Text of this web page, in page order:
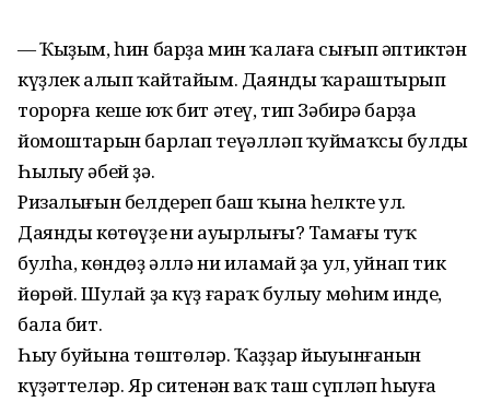
— Ҡыҙым, һин барҙа мин ҡалаға сығып әптиктән
күҙлек алып ҡайтайым. Даянды ҡараштырып
торорға кеше юҡ бит әтеү, тип Зәбирә барҙа
йомоштарын барлап теүәлләп ҡуймаҡсы булды
Һылыу әбей ҙә.
Ризалығын белдереп баш ҡына һелкте ул.
Даянды көтөүҙең ни ауырлығы? Тамағы туҡ
булһа, көндөҙ әллә ни иламай ҙа ул, уйнап тик
йөрөй. Шулай ҙа күҙ ғараҡ булыу мөһим инде,
бала бит.
Һыу буйына төштөләр. Ҡаҙҙар йыуынғанын
күҙәттеләр. Яр ситенән ваҡ таш сүпләп һыуға